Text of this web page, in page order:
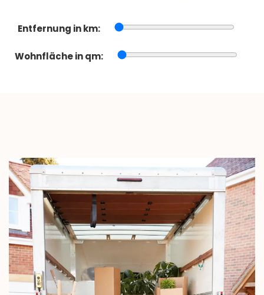
Entfernung in km:
Wohnfläche in qm: